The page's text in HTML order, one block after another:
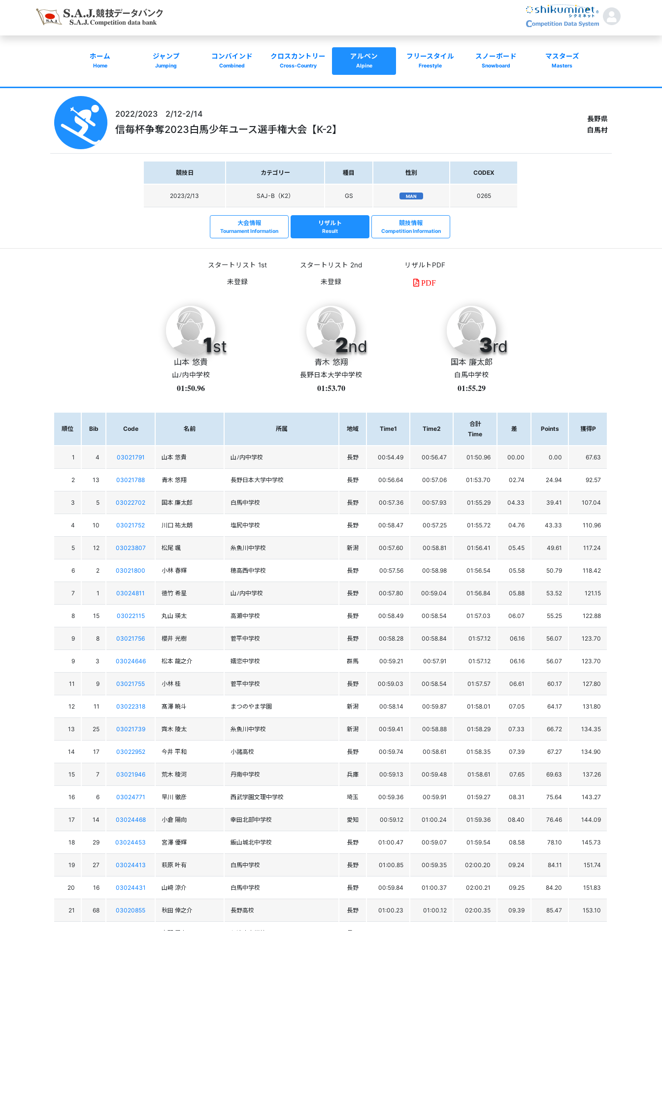
ホーム
Home
ジャンプ
Jumping
コンバインド
Combined
クロスカントリー
Cross-Country
アルペン
Alpine
フリースタイル
Freestyle
スノーボード
Snowboard
マスターズ
Masters
2022/2023 2/12-2/14
信毎杯争奪2023白馬少年ユース選手権大会【K-2】
長野県
白馬村
競技日 カテゴリー 種目 性別 CODEX
2023/2/13 SAJ-B（K2） GS MAN 0265
大会情報
Tournament Information
リザルト
Result
競技情報
Competition Information
スタートリスト 1st スタートリスト 2nd リザルトPDF
PDF
1st
山本 悠貴
山ﾉ内中学校
01:50.96
2nd
青木 悠翔
長野日本大学中学校
01:53.70
3rd
国本 廉太郎
白馬中学校
01:55.29
順位 Bib Code 名前 所属 地域 Time1 Time2
合計
Time
差 Points 獲得P
1 4 03021791 山本 悠貴 山ﾉ内中学校 長野 00:54.49 00:56.47 01:50.96 00.00 0.00 67.63
2 13 03021788 青木 悠翔 長野日本大学中学校 長野 00:56.64 00:57.06 01:53.70 02.74 24.94 92.57
3 5 03022702 国本 廉太郎 白馬中学校 長野 00:57.36 00:57.93 01:55.29 04.33 39.41 107.04
4 10 03021752 川口 祐太朗 塩尻中学校 長野 00:58.47 00:57.25 01:55.72 04.76 43.33 110.96
5 12 03023807 松尾 颯 糸魚川中学校 新潟 00:57.60 00:58.81 01:56.41 05.45 49.61 117.24
6 2 03021800 小林 春輝 穂高西中学校 長野 00:57.56 00:58.98 01:56.54 05.58 50.79 118.42
7 1 03024811 徳竹 希星 山ﾉ内中学校 長野 00:57.80 00:59.04 01:56.84 05.88 53.52 121.15
8 15 03022115 丸山 瑛太 高瀬中学校 長野 00:58.49 00:58.54 01:57.03 06.07 55.25 122.88
9 8 03021756 櫻井 光樹 菅平中学校 長野 00:58.28 00:58.84 01:57.12 06.16 56.07 123.70
9 3 03024646 松本 龍之介 嬬恋中学校 群馬 00:59.21 00:57.91 01:57.12 06.16 56.07 123.70
11 9 03021755 小林 桂 菅平中学校 長野 00:59.03 00:58.54 01:57.57 06.61 60.17 127.80
12 11 03022318 髙澤 暁斗 まつのやま学園 新潟 00:58.14 00:59.87 01:58.01 07.05 64.17 131.80
13 25 03021739 齊木 陵太 糸魚川中学校 新潟 00:59.41 00:58.88 01:58.29 07.33 66.72 134.35
14 17 03022952 今井 平和 小諸高校 長野 00:59.74 00:58.61 01:58.35 07.39 67.27 134.90
15 7 03021946 荒木 稜河 丹南中学校 兵庫 00:59.13 00:59.48 01:58.61 07.65 69.63 137.26
16 6 03024771 早川 徹彦 西武学園文理中学校 埼玉 00:59.36 00:59.91 01:59.27 08.31 75.64 143.27
17 14 03024468 小倉 陽向 幸田北部中学校 愛知 00:59.12 01:00.24 01:59.36 08.40 76.46 144.09
18 29 03024453 宮澤 優輝 飯山城北中学校 長野 01:00.47 00:59.07 01:59.54 08.58 78.10 145.73
19 27 03024413 萩原 叶有 白馬中学校 長野 01:00.85 00:59.35 02:00.20 09.24 84.11 151.74
20 16 03024431 山﨑 涼介 白馬中学校 長野 00:59.84 01:00.37 02:00.21 09.25 84.20 151.83
21 68 03020855 秋田 倖之介 長野高校 長野 01:00.23 01:00.12 02:00.35 09.39 85.47 153.10
赤羽 勇人 信濃小中学校 長野